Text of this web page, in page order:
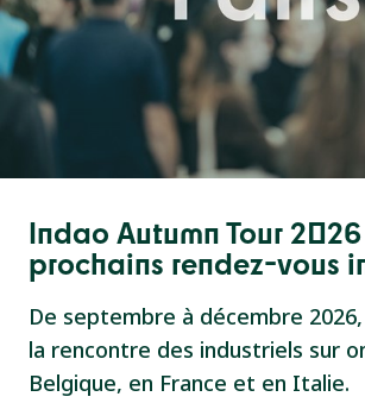
Indao Autumn Tour
prochains rendez-vous
De septembre à décembre
la rencontre des industriels sur
Belgique, en France et en Italie.